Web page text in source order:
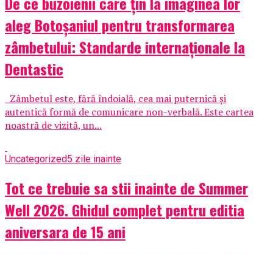
aleg Botoșaniul pentru transformarea
zâmbetului: Standarde internaționale la
Dentastic
Zâmbetul este, fără îndoială, cea mai puternică și
autentică formă de comunicare non-verbală. Este cartea
noastră de vizită, un...
Uncategorized5 zile inainte
Tot ce trebuie sa stii inainte de Summer
Well 2026. Ghidul complet pentru editia
aniversara de 15 ani